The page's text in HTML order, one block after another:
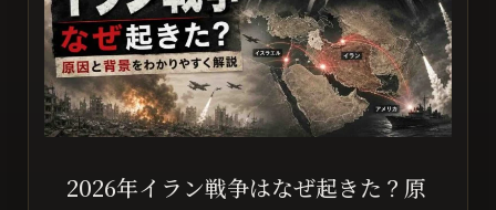
2026年イラン戦争はなぜ起きた？原